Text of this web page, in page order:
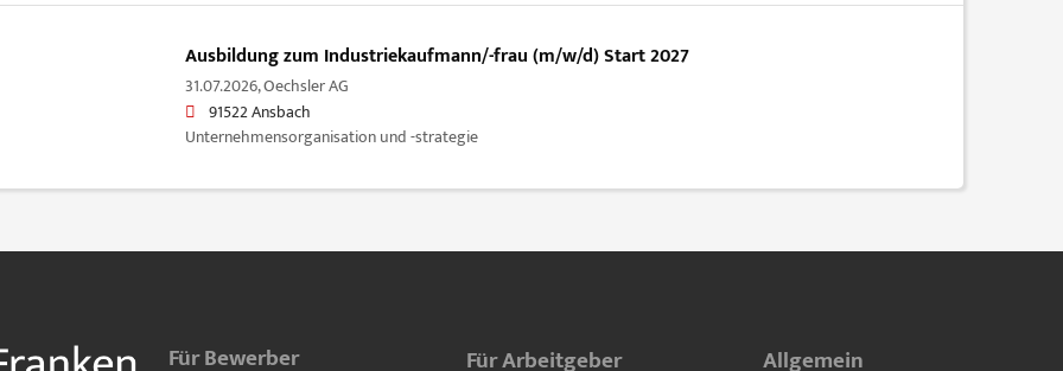
Ausbildung zum Industriekaufmann/-frau (m/w/d) Start 2027
31.07.2026,Oechsler AG
91522 Ansbach
Unternehmensorganisation und -strategie
Für Bewerber Für Arbeitgeber Allgemein